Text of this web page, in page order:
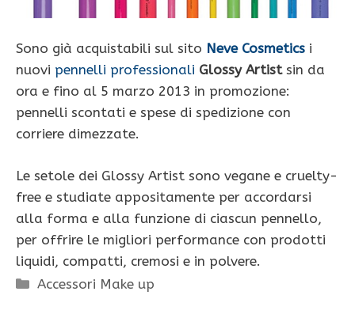
Sono già acquistabili sul sito Neve Cosmetics i
nuovi pennelli professionali Glossy Artistsin da
ora e fino al 5 marzo 2013 in promozione:
pennelli scontati e spese di spedizione con
corriere dimezzate.
Le setole dei Glossy Artist sono vegane e cruelty-
free e studiate appositamente per accordarsi
alla forma e alla funzione di ciascun pennello,
per offrire le migliori performance con prodotti
liquidi, compatti, cremosi e in polvere.
Categorie
Accessori Make up